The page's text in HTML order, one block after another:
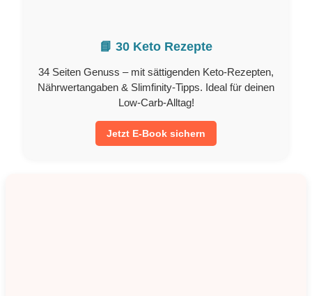
📘 30 Keto Rezepte
34 Seiten Genuss – mit sättigenden Keto-Rezepten,
Nährwertangaben & Slimfinity-Tipps. Ideal für deinen
Low-Carb-Alltag!
Jetzt E-Book sichern